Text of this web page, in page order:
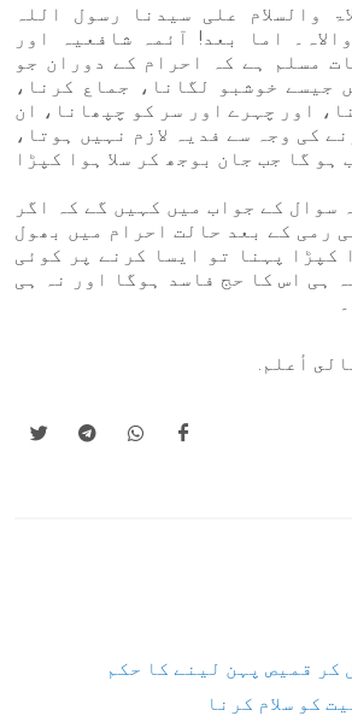
والسلام علی سیدنا رسول اللہ
اما بعد! آئمہ شافعیہ اور
مسلم ہے کہ احرام کے دوران جو
جیسے خوشبو لگانا، جماع کرنا،
اور چہرے اور سر کو چپھانا، ان
کی وجہ سے فدیہ لازم نہیں ہوتا،
ہو گا جب جان بوجھ کر سلا ہوا کپڑا
سوال کے جواب میں کہیں گے کہ اگر
رمی کے بعد حالت احرام میں بھول
کپڑا پہنا تو ایسا کرنے پر کوئی
ہی اس کا حج فاسد ہوگا اور نہ ہی
أعلم.
کر قمیص پہن لینے کا حکم
کو سلام کرنا